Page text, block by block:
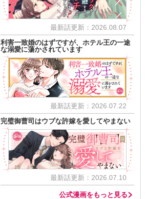
最新話更新：2026.08.07
利害一致婚のはずですが、ホテル王の一途
な溺愛に蕩かされています
最新話更新：2026.07.22
完璧御曹司はウブな許嫁を愛してやまない
最新話更新：2026.07.10
公式漫画をもっと見る